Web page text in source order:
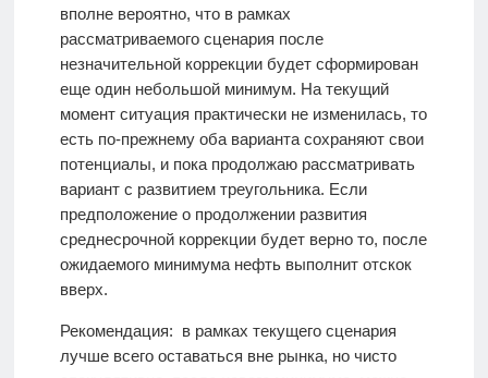
Видео
Сделано
в России
Рунет
вполне вероятно, что в рамках
рассматриваемого сценария после
незначительной коррекции будет сформирован
еще один небольшой минимум. На текущий
момент ситуация практически не изменилась, то
есть по-прежнему оба варианта сохраняют свои
потенциалы, и пока продолжаю рассматривать
вариант с развитием треугольника. Если
предположение о продолжении развития
среднесрочной коррекции будет верно то, после
ожидаемого минимума нефть выполнит отскок
вверх.
Рекомендация: в рамках текущего сценария
лучше всего оставаться вне рынка, но чисто